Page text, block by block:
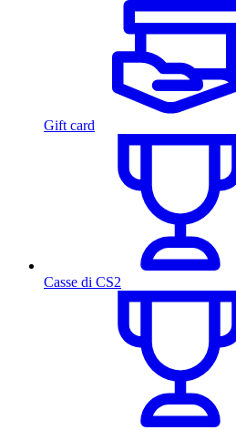
Gift card
Casse di CS2